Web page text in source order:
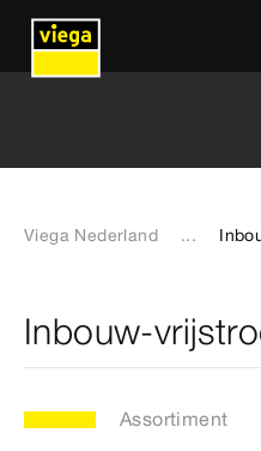
Viega Nederland ...
Inbouw-
Assortiment